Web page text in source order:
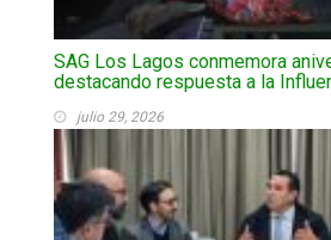
SAG Los Lagos conmemora
destacando respuesta a la
julio 29, 2026